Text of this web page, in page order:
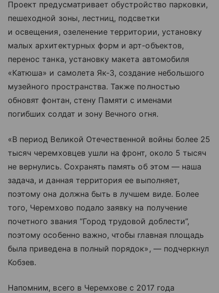
Проект предусматривает обустройство парковки,
пешеходной зоны, лестниц, подсветки
и освещения, озеленение территории, установку
малых архитектурных форм и арт-объектов,
перенос танка, установку макета автомобиля
«Катюша» и самолета Як-3, создание небольшого
музейного пространства. Также полностью
обновят фонтан, стену Памяти с именами
погибших солдат и зону Вечного огня.
«В период Великой Отечественной войны более 25
тысяч черемховцев ушли на фронт, около 5 тысяч
не вернулись. Сохранять память об этом — наша
задача, и данная территория ее выполняет,
поэтому она должна быть в лучшем виде. Более
того, Черемхово подало заявку на получение
почетного звания “Город трудовой доблести”,
поэтому особенно важно, чтобы главная площадь
была приведена в полный порядок», — подчеркнул
Кобзев.
Напомним, всего в Черемхове с 2017 года